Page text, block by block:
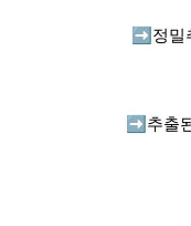
➡️ 정밀
➡️ 추출